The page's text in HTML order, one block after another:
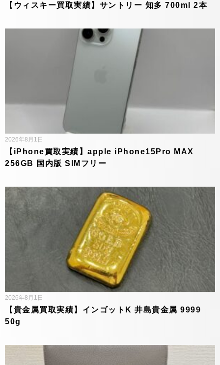
【ウィスキー買取実績】サントリー 知多 700ml 2本
【iPhone買取実績】apple iPhone15Pro MAX
256GB 国内版 SIMフリー
2026年8月1日
【貴金属買取実績】インゴットK 井島貴金属 9999
50g
2026年8月1日